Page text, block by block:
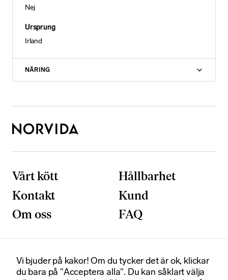
Nej
Ursprung
Irland
NÄRING
Vårt kött
Hållbarhet
Kontakt
Kund
Om oss
FAQ
Postadress
Box 92020
Besöksadress
Smedjegatan 6
Vi bjuder på kakor! Om du tycker det är ok, klickar
du bara på "Acceptera alla". Du kan såklart välja
ö
v
ä